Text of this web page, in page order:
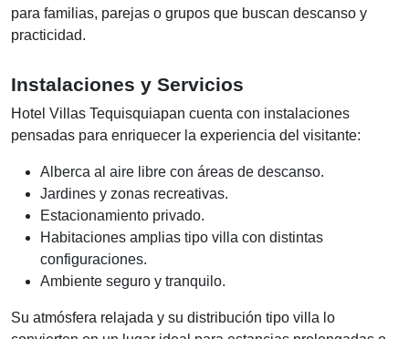
para familias, parejas o grupos que buscan descanso y
practicidad.
Instalaciones y Servicios
Hotel Villas Tequisquiapan cuenta con instalaciones
pensadas para enriquecer la experiencia del visitante:
Alberca al aire libre con áreas de descanso.
Jardines y zonas recreativas.
Estacionamiento privado.
Habitaciones amplias tipo villa con distintas
configuraciones.
Ambiente seguro y tranquilo.
Su atmósfera relajada y su distribución tipo villa lo